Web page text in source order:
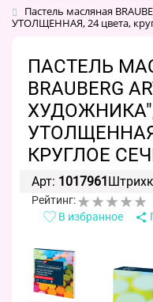
Пастель масляная
УТОЛЩЕННАЯ, 24 цвета,
ПАСТЕЛЬ
BRAUBERG
КРУГЛОЕ
Арт: 1017961
Рейтинг:
В избранное